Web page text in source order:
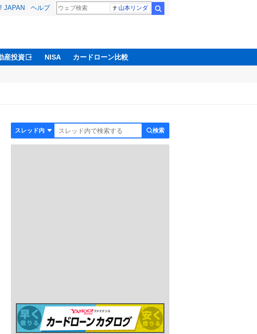
JAPAN ヘルプ 山本リンダ
産投資 NISA カードローン比較
検索